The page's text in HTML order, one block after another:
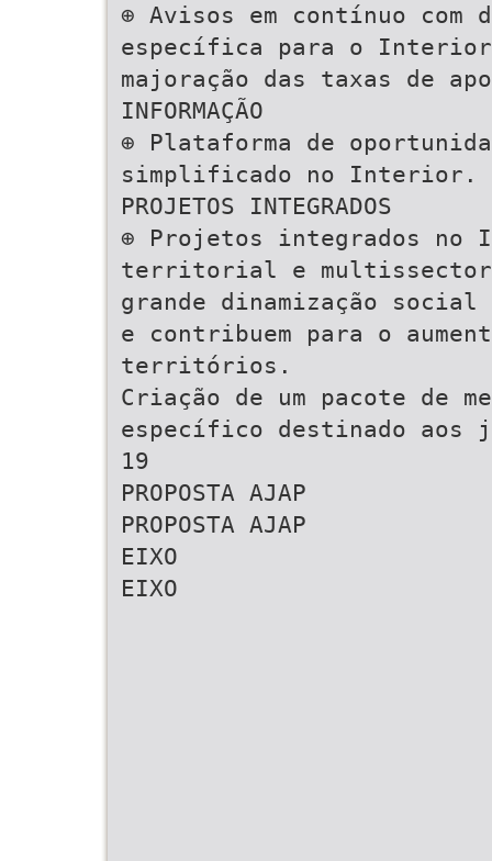
⊕ Avisos em contínuo com
específica para o
majoração das taxas de
INFORMAÇÃO
⊕ Plataforma de
simplificado no Interior.
PROJETOS INTEGRADOS
⊕ Projetos integrados no
territorial e
grande dinamização
e contribuem para o
territórios.
Criação de um pacote de
específico destinado aos
19
PROPOSTA AJAP
PROPOSTA AJAP
EIXO
EIXO